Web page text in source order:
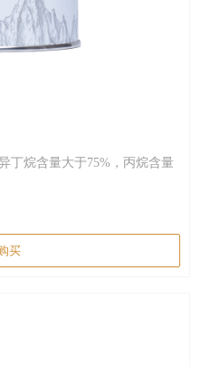
丁烷含量大于75%，丙烷含量
买